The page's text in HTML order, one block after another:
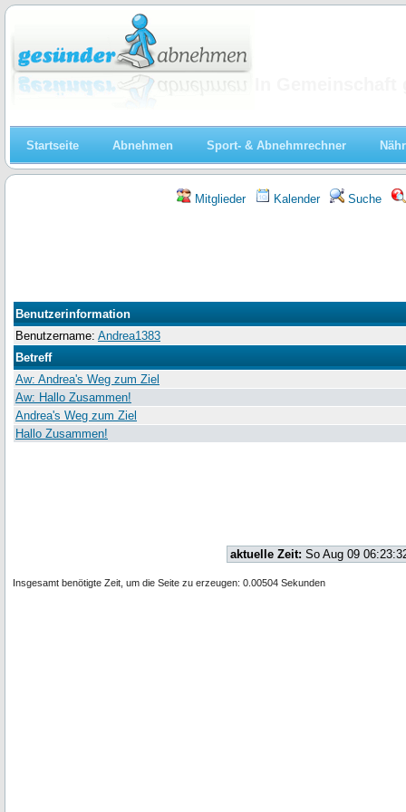
Startseite Abnehmen Sport- & Abnehmrechner
Mitglieder Kalender Suche
Benutzerinformation
Benutzername: Andrea1383
Betreff
Aw: Andrea's Weg zum Ziel
Aw: Hallo Zusammen!
Andrea's Weg zum Ziel
Hallo Zusammen!
aktuelle Zeit: So Aug 09
Insgesamt benötigte Zeit, um die Seite zu erzeugen: 0.00504 Sekunden